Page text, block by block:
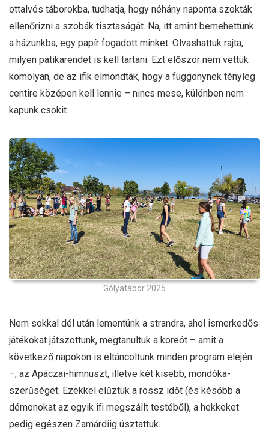
ottalvós táborokba, tudhatja, hogy néhány naponta szokták
ellenőrizni a szobák tisztaságát. Na, itt amint bemehettünk
a házunkba, egy papír fogadott minket. Olvashattuk rajta,
milyen patikarendet is kell tartani. Ezt először nem vettük
komolyan, de az ifik elmondták, hogy a függönynek tényleg
centire középen kell lennie – nincs mese, különben nem
kapunk csokit.
Gólyatábor 2025
Nem sokkal dél után lementünk a strandra, ahol ismerkedős
játékokat játszottunk, megtanultuk a koreót – amit a
következő napokon is eltáncoltunk minden program elején
–, az Apáczai-himnuszt, illetve két kisebb, mondóka-
szerűséget. Ezekkel elűztük a rossz időt (és később a
démonokat az egyik ifi megszállt testéből), a hekkeket
pedig egészen Zamárdiig úsztattuk.